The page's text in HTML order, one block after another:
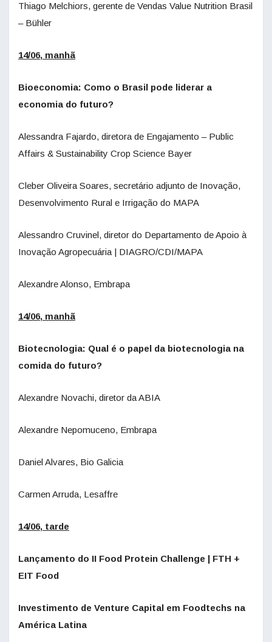
Thiago Melchiors, gerente de Vendas Value Nutrition Brasil
– Bühler
14/06, manhã
Bioeconomia: Como o Brasil pode liderar a
economia do futuro?
Alessandra Fajardo, diretora de Engajamento – Public
Affairs & Sustainability Crop Science Bayer
Cleber Oliveira Soares, secretário adjunto de Inovação,
Desenvolvimento Rural e Irrigação do MAPA
Alessandro Cruvinel, diretor do Departamento de Apoio à
Inovação Agropecuária | DIAGRO/CDI/MAPA
Alexandre Alonso, Embrapa
14/06, manhã
Biotecnologia: Qual é o papel da biotecnologia na
comida do futuro?
Alexandre Novachi, diretor da ABIA
Alexandre Nepomuceno, Embrapa
Daniel Alvares, Bio Galicia
Carmen Arruda, Lesaffre
14/06, tarde
Lançamento do II Food Protein Challenge | FTH +
EIT Food
Investimento de Venture Capital em Foodtechs na
América Latina